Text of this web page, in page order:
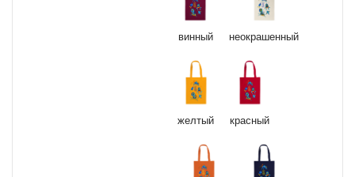
винный неокрашенный
желтый красный